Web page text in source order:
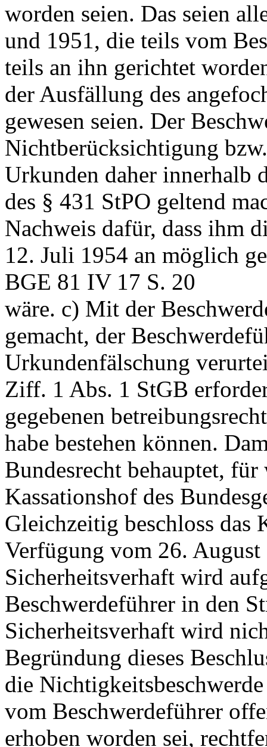
worden seien. Das seien
und 1951, die teils vom
teils an ihn gerichtet
der Ausfällung des
gewesen seien. Der
Nichtberücksichtigung
Urkunden daher innerhalb
des § 431 StPO geltend
Nachweis dafür, dass ihm
12. Juli 1954 an möglich
BGE 81 IV 17 S. 20
wäre. c) Mit der
gemacht, der
Urkundenfälschung
Ziff. 1 Abs. 1 StGB
gegebenen
habe bestehen können.
Bundesrecht behauptet,
Kassationshof des
Gleichzeitig beschloss das
Verfügung vom 26. August
Sicherheitsverhaft wird
Beschwerdeführer in den
Sicherheitsverhaft wird
Begründung dieses
die
vom Beschwerdeführer
erhoben worden sei,